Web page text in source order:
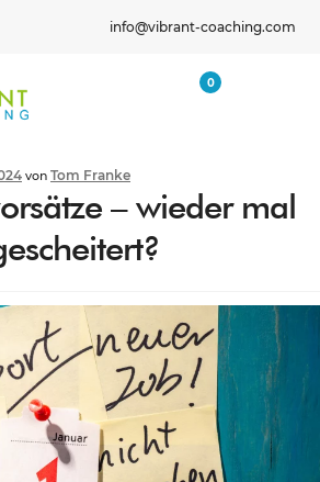
info@vibrant-coaching.com
0
von Tom Franke
– wieder mal